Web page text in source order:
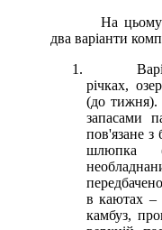
На цьому
два варіанти
річках,
(до тижня).
запасами
пов'язане з
шлюпка
в каютах –
камбуз,